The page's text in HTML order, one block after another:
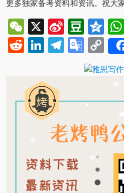
更多独家备考资料和资讯。祝大
WeChat
X
Sina
Weibo
RedditLinkedIn